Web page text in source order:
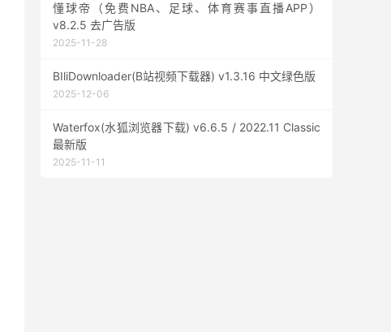
懂球帝（免费NBA、足球、体育赛事直播APP）
v8.2.5 去广告版
2025-11-28
BIliDownloader(B站视频下载器) v1.3.16 中文绿色版
2025-12-06
Waterfox(水狐浏览器下载) v6.6.5 / 2022.11 Classic
最新版
2025-11-11